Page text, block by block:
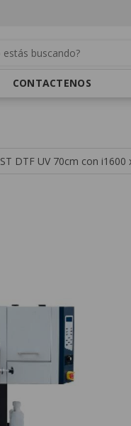
CONTACTENOS
DTF UV 70cm con i1600